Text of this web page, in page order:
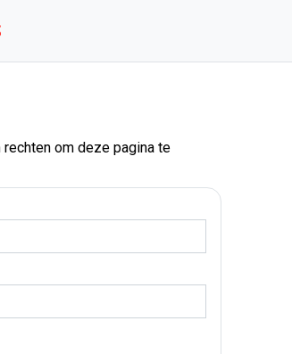
om deze pagina te